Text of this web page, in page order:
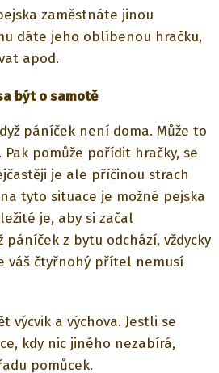
zaměstnáte jinou
dáte jeho oblíbenou hračku,
apod.
být o samotě
páníček není doma. Může to
pomůže pořídit hračky, se
je ale příčinou strach
tyto situace je možné pejska
je, aby si začal
páníček z bytu odchází, vždycky
váš čtyřnohý přítel nemusí
výcvik a výchova. Jestli se
kdy nic jiného nezabírá,
pomůcek.